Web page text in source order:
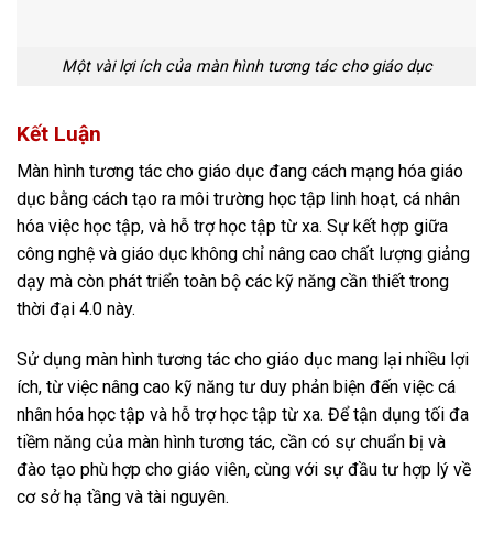
Một vài lợi ích của màn hình tương tác cho giáo dục
Kết Luận
Màn hình tương tác cho giáo dục đang cách mạng hóa giáo
dục bằng cách tạo ra môi trường học tập linh hoạt, cá nhân
hóa việc học tập, và hỗ trợ học tập từ xa. Sự kết hợp giữa
công nghệ và giáo dục không chỉ nâng cao chất lượng giảng
dạy mà còn phát triển toàn bộ các kỹ năng cần thiết trong
thời đại 4.0 này​.
Sử dụng màn hình tương tác cho giáo dục mang lại nhiều lợi
ích, từ việc nâng cao kỹ năng tư duy phản biện đến việc cá
nhân hóa học tập và hỗ trợ học tập từ xa. Để tận dụng tối đa
tiềm năng của màn hình tương tác, cần có sự chuẩn bị và
đào tạo phù hợp cho giáo viên, cùng với sự đầu tư hợp lý về
cơ sở hạ tầng và tài nguyên​.